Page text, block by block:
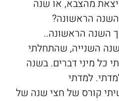
מהצבא, או שנה
הראשונה?
השנה הראשונה..
השנייה, שהתחלתי
כל מיני דברים. בשנה
למדתי
קורס של חצי שנה של